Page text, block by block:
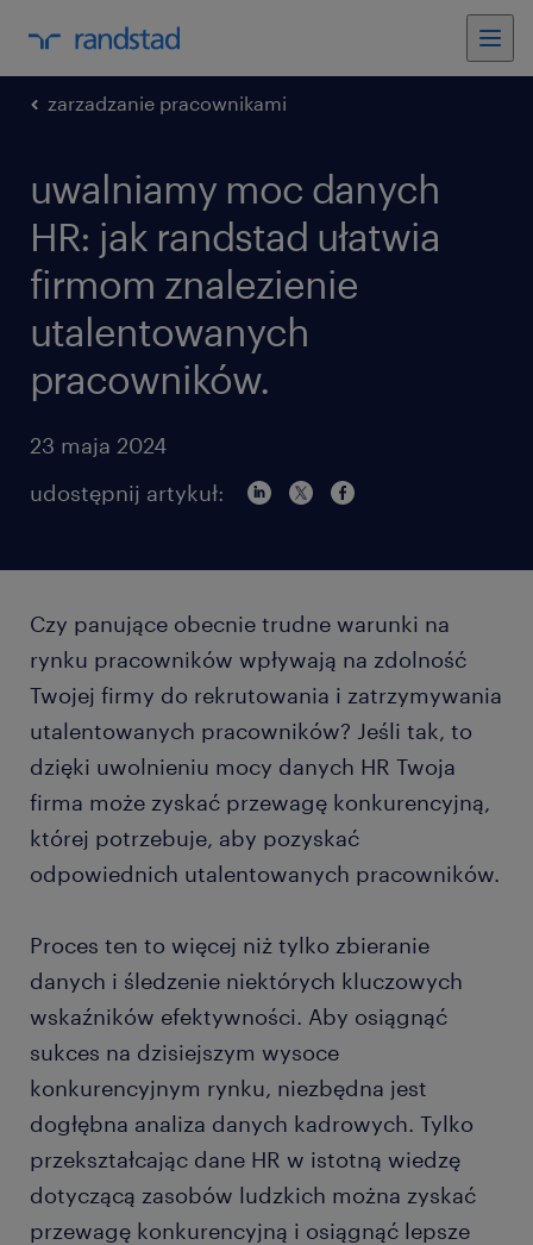
zarzadzanie pracownikami
uwalniamy moc danych
HR: jak randstad ułatwia
firmom znalezienie
utalentowanych
pracowników.
23 maja 2024
udostępnij artykuł:
Czy panujące obecnie trudne warunki na
rynku pracowników wpływają na zdolność
Twojej firmy do rekrutowania i zatrzymywania
utalentowanych pracowników? Jeśli tak, to
dzięki uwolnieniu mocy danych HR Twoja
firma może zyskać przewagę konkurencyjną,
której potrzebuje, aby pozyskać
odpowiednich utalentowanych pracowników.
Proces ten to więcej niż tylko zbieranie
danych i śledzenie niektórych kluczowych
wskaźników efektywności. Aby osiągnąć
sukces na dzisiejszym wysoce
konkurencyjnym rynku, niezbędna jest
dogłębna analiza danych kadrowych. Tylko
przekształcając dane HR w istotną wiedzę
dotyczącą zasobów ludzkich można zyskać
przewagę konkurencyjną i osiągnąć lepsze